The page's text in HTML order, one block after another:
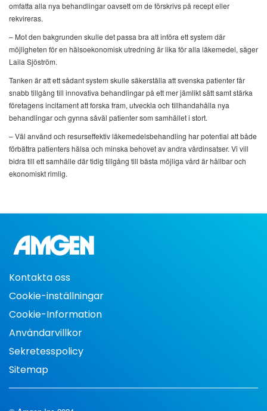
omfatta alla nya behandlingar oavsett om de förskrivs på recept eller
rekvireras.
– Mot den bakgrunden skulle det passa bra att införa ett system där
möjligheten för en hälsoekonomisk utredning är lika för alla läkemedel, säger
Laila Sjöström.
Tanken är att ett sådant system skulle säkerställa att svenska patienter får
snabb tillgång till innovativa behandlingar på ett mer jämlikt sätt samt stärka
företagens incitament att forska fram, utveckla och tillhandahålla nya
behandlingar och gynna såväl patienter som samhället i stort.
– Väl använd och resurseffektiv läkemedelsbehandling har potential att både
förbättra patienters hälsa och minska behovet av andra vårdinsatser. Vi vill
bidra till ett samhälle där tidig tillgång till bästa möjliga vård är hållbar och
ekonomiskt rimlig.
Kontakta oss
Cookie-inställningar
Cookie-Information
Användarvillkor
Sekretesspolicy
Sitemap